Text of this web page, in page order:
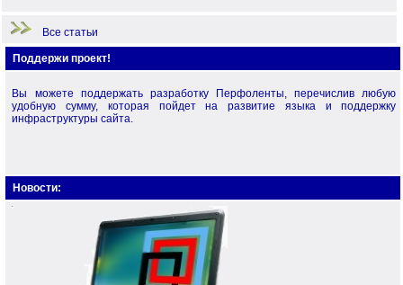
Все статьи
Поддержи проект!
Вы можете поддержать разработку Перфоленты, перечислив любую
удобную сумму, которая пойдет на развитие языка и поддержку
инфраструктуры сайта.
Новости: